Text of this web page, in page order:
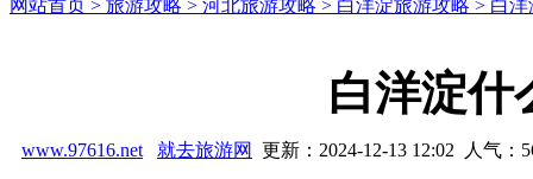
网站首页 > 旅游攻略 > 河北旅游攻略 > 白洋淀旅游攻略 > 白洋
白洋淀什
www.97616.net 就去旅游网 更新：2024-12-13 12:02 人气：